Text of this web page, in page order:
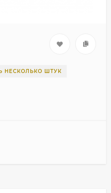
НЕСКОЛЬКО ШТУК